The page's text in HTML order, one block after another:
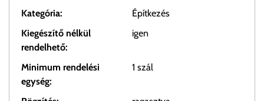
Kategória:
Építkezés
Kiegészítő nélkül
rendelhető:
igen
Minimum rendelési
egység:
1 szál